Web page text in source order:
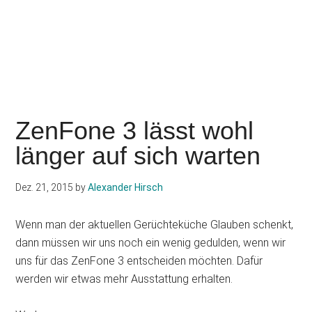
ZenFone 3 lässt wohl
länger auf sich warten
Dez. 21, 2015 byAlexander Hirsch
Wenn man der aktuellen Gerüchteküche Glauben schenkt,
dann müssen wir uns noch ein wenig gedulden, wenn wir
uns für das ZenFone 3 entscheiden möchten. Dafür
werden wir etwas mehr Ausstattung erhalten.